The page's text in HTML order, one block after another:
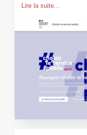
Lire la suite...